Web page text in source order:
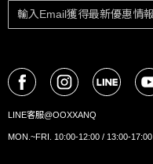
LINE客服@OOXXANQ
MON.~FRI. 10:00-12:00 / 13:00-17:00